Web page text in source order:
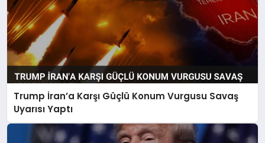
Trump İran’a Karşı Güçlü Konum Vurgusu Savaş
Uyarısı Yaptı